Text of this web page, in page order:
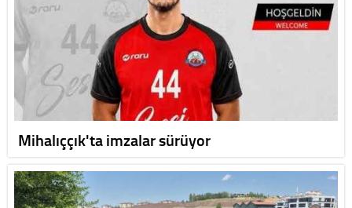
Mihalıççık'ta imzalar sürüyor